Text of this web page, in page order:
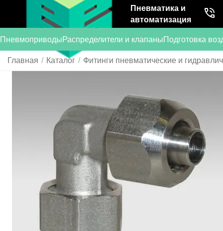
Пневматика и
автоматизация
ПневмоприводыРаспределители и клапаныПодготовка
Главная / Каталог / Фитинги пневматические и